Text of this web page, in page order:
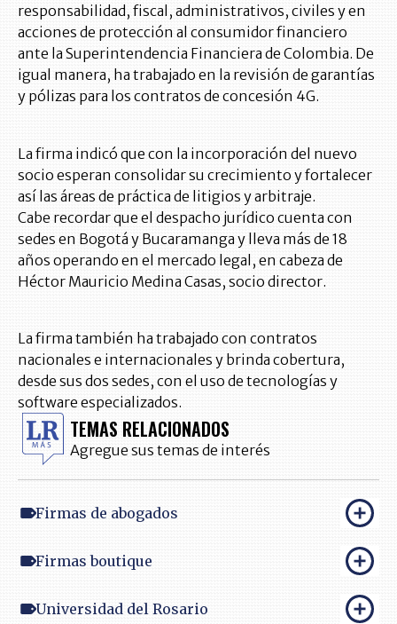
responsabilidad, fiscal, administrativos, civiles y en
acciones de protección al consumidor financiero
ante la Superintendencia Financiera de Colombia. De
igual manera, ha trabajado en la revisión de garantías
y pólizas para los contratos de concesión 4G.
La firma indicó que con la incorporación del nuevo
socio esperan consolidar su crecimiento y fortalecer
así las áreas de práctica de litigios y arbitraje.
Cabe recordar que el despacho jurídico cuenta con
sedes en Bogotá y Bucaramanga y lleva más de 18
años operando en el mercado legal, en cabeza de
Héctor Mauricio Medina Casas, socio director.
La firma también ha trabajado con contratos
nacionales e internacionales y brinda cobertura,
desde sus dos sedes, con el uso de tecnologías y
software especializados.
TEMAS RELACIONADOS
Agregue sus temas de interés
Firmas de abogados
Firmas boutique
Universidad del Rosario